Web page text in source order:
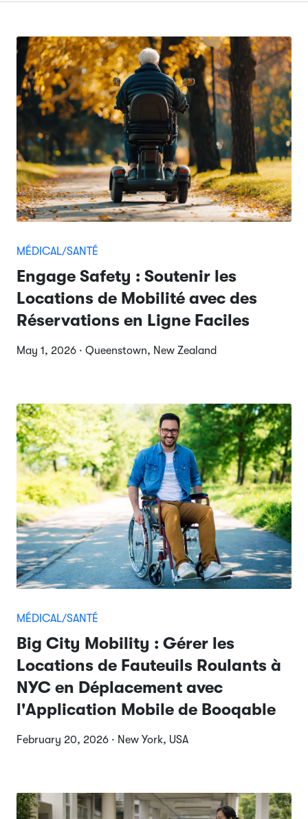
MÉDICAL/SANTÉ
Engage Safety : Soutenir les
Locations de Mobilité avec des
Réservations en Ligne Faciles
May 1, 2026 · Queenstown, New Zealand
MÉDICAL/SANTÉ
Big City Mobility : Gérer les
Locations de Fauteuils Roulants à
NYC en Déplacement avec
l'Application Mobile de Booqable
February 20, 2026 · New York, USA